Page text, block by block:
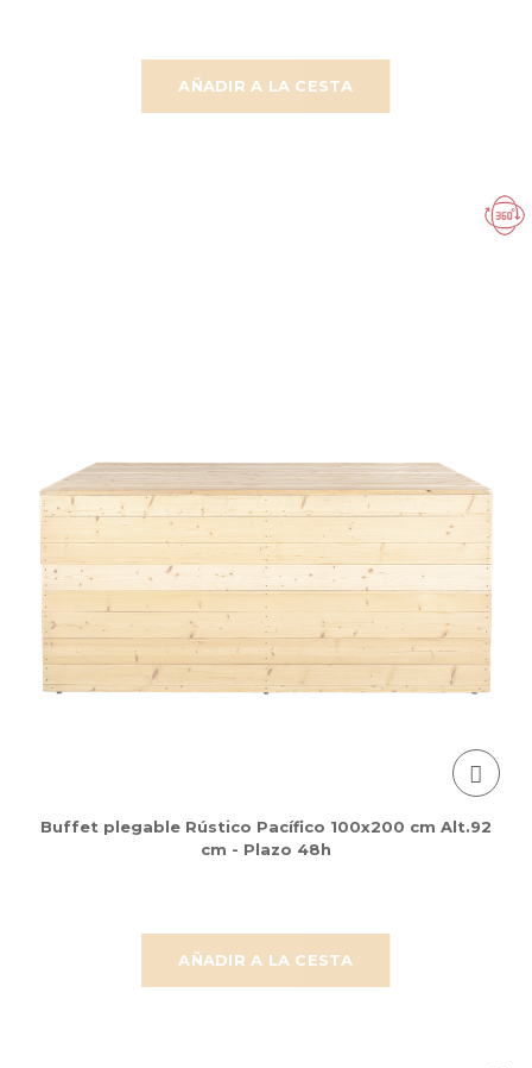
AÑADIR A LA CESTA
AÑADIR A LA CESTA
Buffet plegable Rústico Pacífico 100x200 cm Alt.92
cm - Plazo 48h